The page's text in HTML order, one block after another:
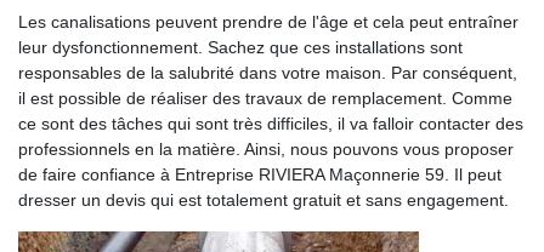
Les canalisations peuvent prendre de l'âge et cela peut entraîner
leur dysfonctionnement. Sachez que ces installations sont
responsables de la salubrité dans votre maison. Par conséquent,
il est possible de réaliser des travaux de remplacement. Comme
ce sont des tâches qui sont très difficiles, il va falloir contacter des
professionnels en la matière. Ainsi, nous pouvons vous proposer
de faire confiance à Entreprise RIVIERA Maçonnerie 59. Il peut
dresser un devis qui est totalement gratuit et sans engagement.